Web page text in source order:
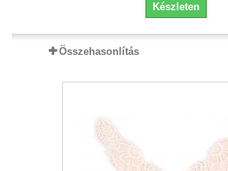
Készleten
Összehasonlítás